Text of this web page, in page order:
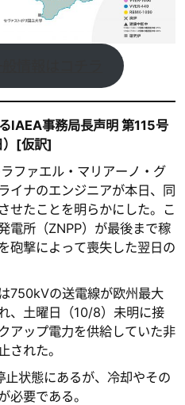
IAEA事務局長声明 第115号
）[仮訳]
ファエル・マリアーノ・グ
イナのエンジニアが本日、同
せたことを明らかにした。こ
電所（ZNPP）が最後まで稼
砲撃によって喪失した翌日の
750kVの送電線が欧州最大
、土曜日（10/8）未明に接
アップ電力を供給していた非
された。
状態にあるが、冷却やその
必要である。